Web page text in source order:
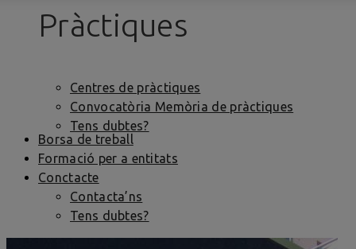
Pràctiques
Centres de pràctiques
Convocatòria Memòria de pràctiques
Tens dubtes?
Borsa de treball
Formació per a entitats
Conctacte
Contacta’ns
Tens dubtes?